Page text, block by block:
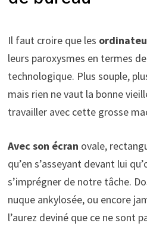
Il faut croire que les
leurs paroxysmes en termes
technologique. Plus souple,
mais rien ne vaut la bonne
travailler avec cette grosse
Avec son écran ovale,
qu’en s’asseyant devant lui
s’imprégner de notre tâche.
nuque ankylosée, ou encore
l’aurez deviné que ce ne sont